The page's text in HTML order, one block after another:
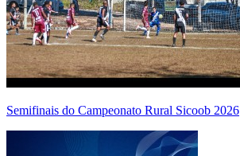
Semifinais do Campeonato Rural Sicoob 2026